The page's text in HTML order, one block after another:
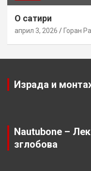
О сатири
април 3, 2026 Горан
Израда и
Nautubone –
зглобова